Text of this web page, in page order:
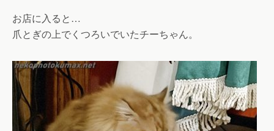
お店に入ると…
爪とぎの上でくつろいでいたチーちゃん。